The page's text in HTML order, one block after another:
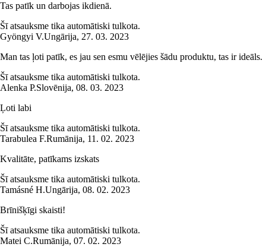
Tas patīk un darbojas ikdienā.
Šī atsauksme tika automātiski tulkota.
Gyöngyi V.Ungārija, 27. 03. 2023
Man tas ļoti patīk, es jau sen esmu vēlējies šādu produktu, tas ir ideāls.
Šī atsauksme tika automātiski tulkota.
Alenka P.Slovēnija, 08. 03. 2023
Ļoti labi
Šī atsauksme tika automātiski tulkota.
Tarabulea F.Rumānija, 11. 02. 2023
Kvalitāte, patīkams izskats
Šī atsauksme tika automātiski tulkota.
Tamásné H.Ungārija, 08. 02. 2023
Brīnišķīgi skaisti!
Šī atsauksme tika automātiski tulkota.
Matei C.Rumānija, 07. 02. 2023